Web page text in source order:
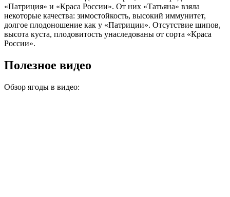
«Патриция» и «Краса России». От них «Татьяна» взяла
некоторые качества: зимостойкость, высокий иммунитет,
долгое плодоношение как у «Патриции». Отсутствие шипов,
высота куста, плодовитость унаследованы от сорта «Краса
России».
Полезное видео
Обзор ягоды в видео: